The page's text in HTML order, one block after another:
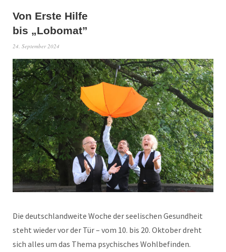
Von Erste Hilfe
bis „Lobomat”
24. September 2024
Die deutschlandweite Woche der seelischen Gesundheit
steht wieder vor der Tür – vom 10. bis 20. Oktober dreht
sich alles um das Thema psychisches Wohlbefinden.